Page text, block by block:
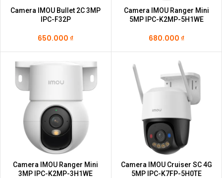
Camera IMOU Bullet 2C 3MP
IPC-F32P
650.000₫
Camera IMOU Ranger Mini
5MP IPC-K2MP-5H1WE
680.000 ₫
Camera IMOU Ranger Mini
3MP IPC-K2MP-3H1WE
Camera IMOU Cruiser SC 4G
5MP IPC-K7FP-5H0TE